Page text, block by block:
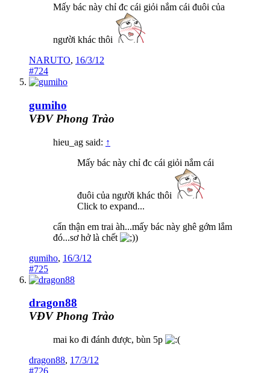
Mấy bác này chỉ đc cái giỏi nắm cái đuôi của
người khác thôi
NARUTO, 16/3/12
#724
gumiho
VĐV Phong Trào
hieu_ag said: ↑
Mấy bác này chỉ đc cái giỏi nắm cái
đuôi của người khác thôi
Click to expand...
cẩn thận em trai àh...mấy bác này ghê gớm lắm
đó...sơ hở là chết
)
gumiho, 16/3/12
#725
dragon88
VĐV Phong Trào
mai ko đi đánh được, bùn 5p
dragon88, 17/3/12
#726